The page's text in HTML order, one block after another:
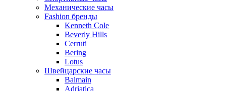
Механические часы
Fashion бренды
Kenneth Cole
Beverly Hills
Cerruti
Bering
Lotus
Швейцарские часы
Balmain
Adriatica